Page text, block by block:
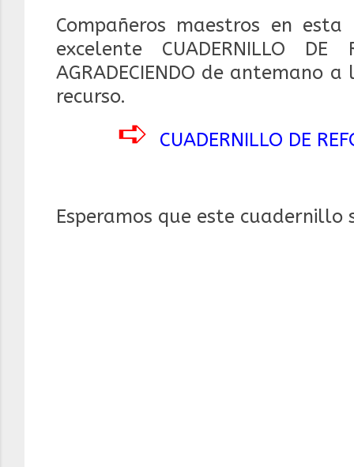
Compañeros maestros en
excelente CUADERNILLO DE
AGRADECIENDO de antemano
recurso.
➪ CUADERNILLO DE
Esperamos que este